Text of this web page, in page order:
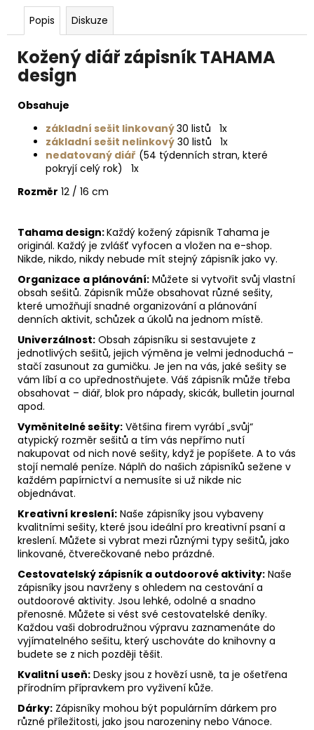
Popis Diskuze
Kožený diář zápisník TAHAMA
design
Obsahuje
základní sešit linkovaný30 listů 1x
základní sešit nelinkový 30 listů 1x
nedatovaný diář (54 týdenních stran, které
pokryjí celý rok) 1x
Rozměr 12 / 16 cm
Tahama design:Každý kožený zápisník Tahama je
originál. Každý je zvlášť vyfocen a vložen na e-shop.
Nikde, nikdo, nikdy nebude mít stejný zápisník jako vy.
Organizace a plánování: Můžete si vytvořit svůj vlastní
obsah sešitů. Zápisník může obsahovat různé sešity,
které umožňují snadné organizování a plánování
denních aktivit, schůzek a úkolů na jednom místě.
Univerzálnost: Obsah zápisníku si sestavujete z
jednotlivých sešitů, jejich výměna je velmi jednoduchá –
stačí zasunout za gumičku. Je jen na vás, jaké sešity se
vám líbí a co upřednostňujete. Váš zápisník může třeba
obsahovat – diář, blok pro nápady, skicák, bulletin journal
apod.
Vyměnitelné sešity: Většina firem vyrábí „svůj“
atypický rozměr sešitů a tím vás nepřímo nutí
nakupovat od nich nové sešity, když je popíšete. A to vás
stojí nemalé peníze. Náplň do našich zápisníků sežene v
každém papírnictví a nemusíte si už nikde nic
objednávat.
Kreativní kreslení: Naše zápisníky jsou vybaveny
kvalitními sešity, které jsou ideální pro kreativní psaní a
kreslení. Můžete si vybrat mezi různými typy sešitů, jako
linkované, čtverečkované nebo prázdné.
Cestovatelský zápisník a outdoorové aktivity: Naše
zápisníky jsou navrženy s ohledem na cestování a
outdoorové aktivity. Jsou lehké, odolné a snadno
přenosné. Můžete si vést své cestovatelské deníky.
Každou vaši dobrodružnou výpravu zaznamenáte do
vyjímatelného sešitu, který uschováte do knihovny a
budete se z nich později těšit.
Kvalitní useň: Desky jsou z hovězí usně, ta je ošetřena
přírodním přípravkem pro vyživení kůže.
Dárky: Zápisníky mohou být populárním dárkem pro
různé příležitosti, jako jsou narozeniny nebo Vánoce.